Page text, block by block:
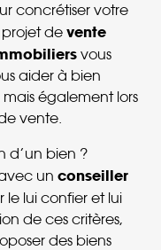
concrétiser votre
projet de vente
vous
aider à bien
également lors
vente.
d’un bien ?
un conseiller
le lui confier et lui
de ces critères,
des biens